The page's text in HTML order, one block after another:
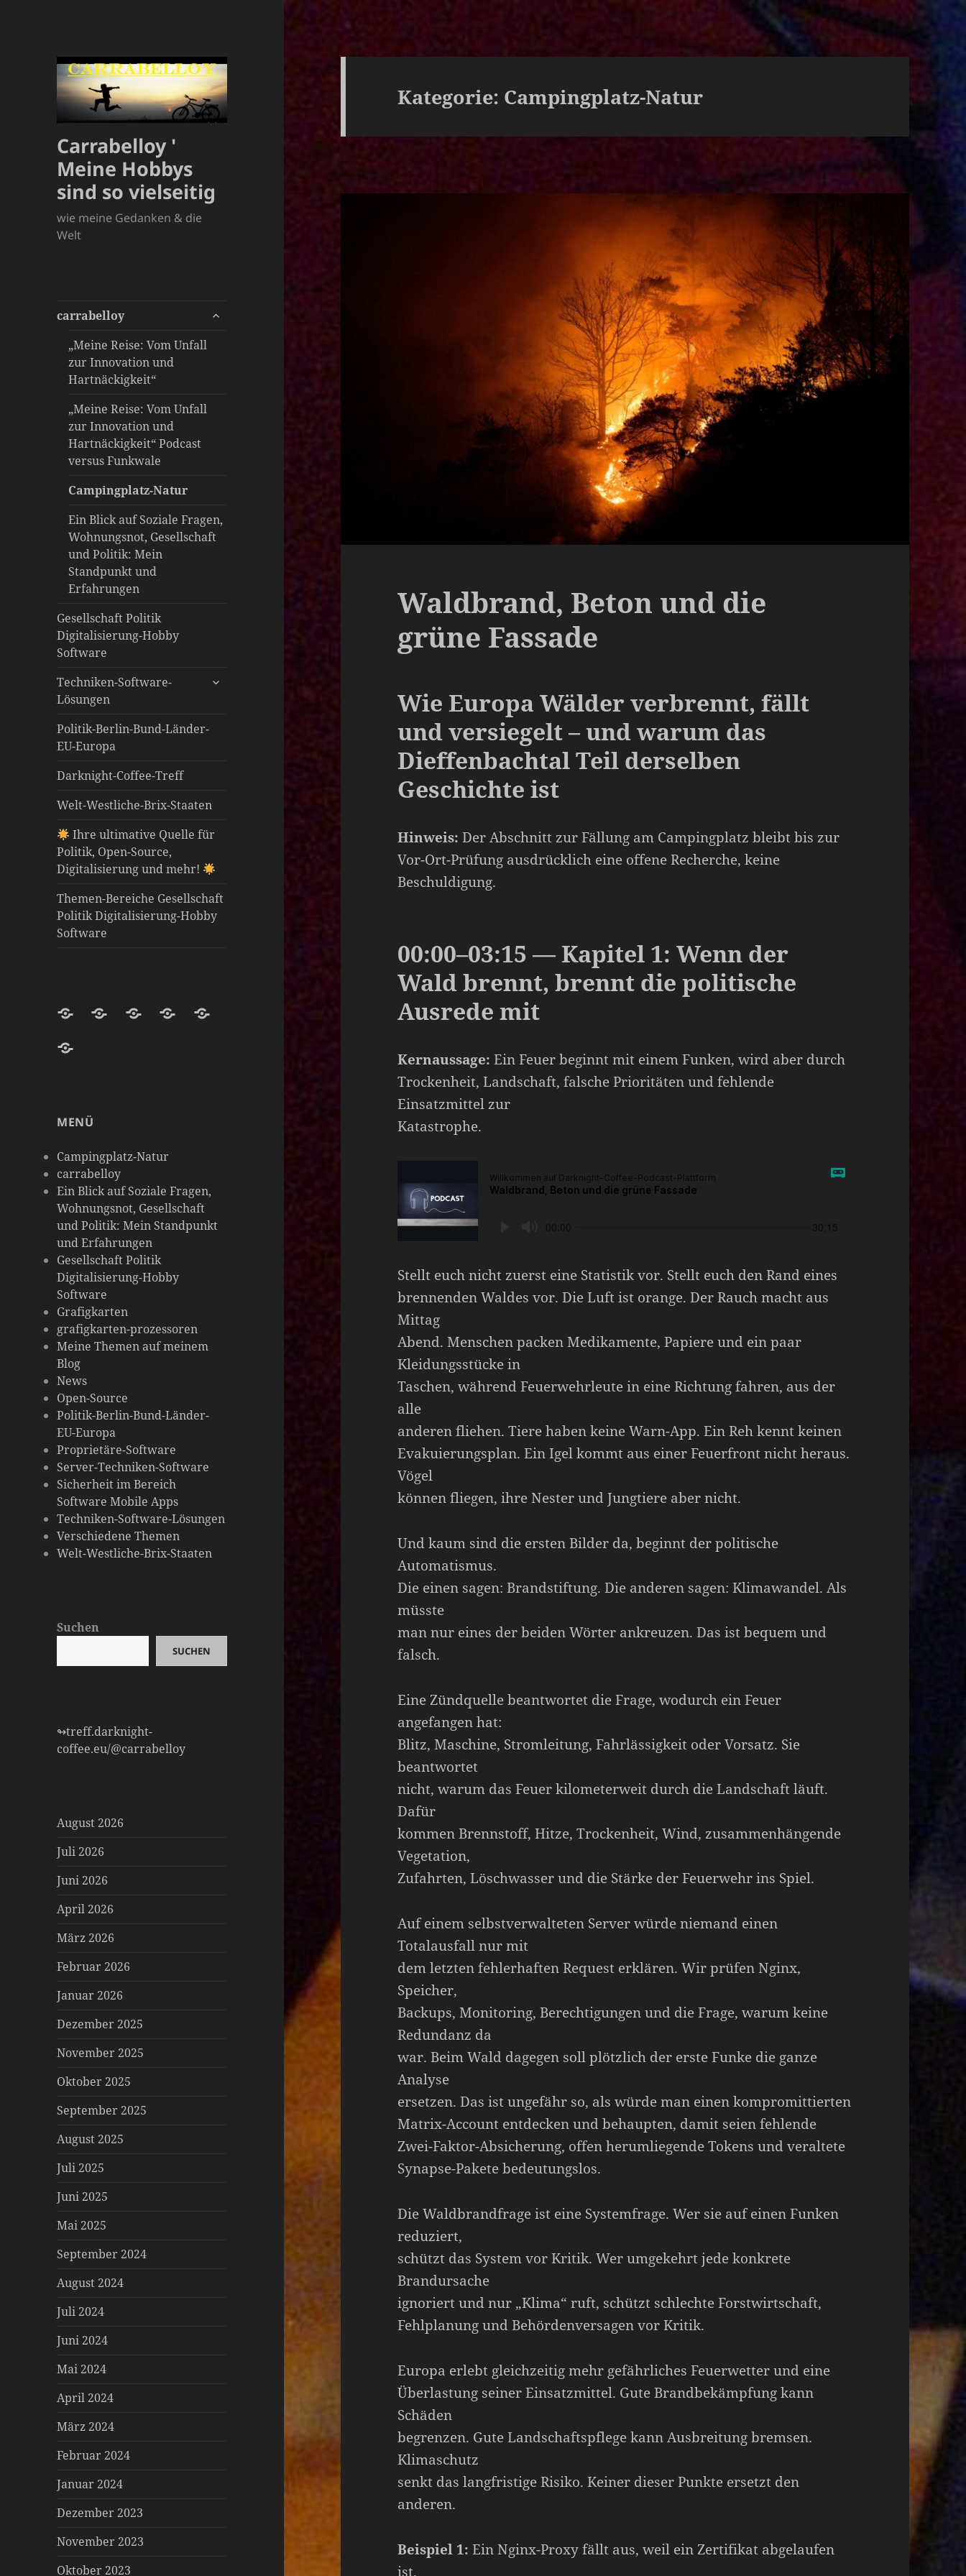
Carrabelloy '
Meine Hobbys
sind so vielseitig
wie meine Gedanken & die
Welt
carrabelloy
untermenü
„Meine Reise: Vom Unfall
zur Innovation und
Hartnäckigkeit“
„Meine Reise: Vom Unfall
zur Innovation und
Hartnäckigkeit“ Podcast
versus Funkwale
Campingplatz-Natur
Ein Blick auf Soziale Fragen,
Wohnungsnot, Gesellschaft
und Politik: Mein
Standpunkt und
Erfahrungen
Gesellschaft Politik
Digitalisierung-Hobby
Software
Techniken-Software-
Lösungen
untermenü
Politik-Berlin-Bund-Länder-
EU-Europa
Darknight-Coffee-Treff
Welt-Westliche-Brix-Staaten
Ihre ultimative Quelle für
Politik, Open-Source,
Digitalisierung und mehr!
Themen-Bereiche Gesellschaft
Politik Digitalisierung-Hobby
Software
Darknight-
Netzwerk-
Willkommen
Plattform
DarknightDarknight-Carrabelloy
meine
Gedanken
matrix-
MENÜ
Campingplatz-Natur
carrabelloy
Ein Blick auf Soziale Fragen,
Wohnungsnot, Gesellschaft
und Politik: Mein Standpunkt
und Erfahrungen
Gesellschaft Politik
Digitalisierung-Hobby
Software
Grafigkarten
grafigkarten-prozessoren
Meine Themen auf meinem
Blog
News
Open-Source
Politik-Berlin-Bund-Länder-
EU-Europa
Proprietäre-Software
Server-Techniken-Software
Sicherheit im Bereich
Software Mobile Apps
Techniken-Software-Lösungen
Verschiedene Themen
Welt-Westliche-Brix-Staaten
Suchen
SUCHEN
↬treff.darknight-
coffee.eu/@carrabelloy
August 2026
Juli 2026
Juni 2026
April 2026
März 2026
Februar 2026
Januar 2026
Dezember 2025
November 2025
Oktober 2025
September 2025
August 2025
Juli 2025
Juni 2025
Mai 2025
September 2024
August 2024
Juli 2024
Juni 2024
Mai 2024
April 2024
März 2024
Februar 2024
Januar 2024
Dezember 2023
November 2023
Oktober 2023
Kategorie: Campingplatz-Natur
Waldbrand, Beton und die
grüne Fassade
Wie Europa Wälder verbrennt, fällt
und versiegelt – und warum das
Dieffenbachtal Teil derselben
Geschichte ist
Hinweis: Der Abschnitt zur Fällung am Campingplatz bleibt bis zur
Vor-Ort-Prüfung ausdrücklich eine offene Recherche, keine
Beschuldigung.
00:00–03:15 — Kapitel 1: Wenn der
Wald brennt, brennt die politische
Ausrede mit
Kernaussage: Ein Feuer beginnt mit einem Funken, wird aber durch
Trockenheit, Landschaft, falsche Prioritäten und fehlende
Einsatzmittel zur
Katastrophe.
Stellt euch nicht zuerst eine Statistik vor. Stellt euch den Rand eines
brennenden Waldes vor. Die Luft ist orange. Der Rauch macht aus
Mittag
Abend. Menschen packen Medikamente, Papiere und ein paar
Kleidungsstücke in
Taschen, während Feuerwehrleute in eine Richtung fahren, aus der
alle
anderen fliehen. Tiere haben keine Warn-App. Ein Reh kennt keinen
Evakuierungsplan. Ein Igel kommt aus einer Feuerfront nicht heraus.
Vögel
können fliegen, ihre Nester und Jungtiere aber nicht.
Und kaum sind die ersten Bilder da, beginnt der politische
Automatismus.
Die einen sagen: Brandstiftung. Die anderen sagen: Klimawandel. Als
müsste
man nur eines der beiden Wörter ankreuzen. Das ist bequem und
falsch.
Eine Zündquelle beantwortet die Frage, wodurch ein Feuer
angefangen hat:
Blitz, Maschine, Stromleitung, Fahrlässigkeit oder Vorsatz. Sie
beantwortet
nicht, warum das Feuer kilometerweit durch die Landschaft läuft.
Dafür
kommen Brennstoff, Hitze, Trockenheit, Wind, zusammenhängende
Vegetation,
Zufahrten, Löschwasser und die Stärke der Feuerwehr ins Spiel.
Auf einem selbstverwalteten Server würde niemand einen
Totalausfall nur mit
dem letzten fehlerhaften Request erklären. Wir prüfen Nginx,
Speicher,
Backups, Monitoring, Berechtigungen und die Frage, warum keine
Redundanz da
war. Beim Wald dagegen soll plötzlich der erste Funke die ganze
Analyse
ersetzen. Das ist ungefähr so, als würde man einen kompromittierten
Matrix-Account entdecken und behaupten, damit seien fehlende
Zwei-Faktor-Absicherung, offen herumliegende Tokens und veraltete
Synapse-Pakete bedeutungslos.
Die Waldbrandfrage ist eine Systemfrage. Wer sie auf einen Funken
reduziert,
schützt das System vor Kritik. Wer umgekehrt jede konkrete
Brandursache
ignoriert und nur „Klima“ ruft, schützt schlechte Forstwirtschaft,
Fehlplanung und Behördenversagen vor Kritik.
Europa erlebt gleichzeitig mehr gefährliches Feuerwetter und eine
Überlastung seiner Einsatzmittel. Gute Brandbekämpfung kann
Schäden
begrenzen. Gute Landschaftspflege kann Ausbreitung bremsen.
Klimaschutz
senkt das langfristige Risiko. Keiner dieser Punkte ersetzt den
anderen.
Beispiel 1: Ein Nginx-Proxy fällt aus, weil ein Zertifikat abgelaufen
ist.